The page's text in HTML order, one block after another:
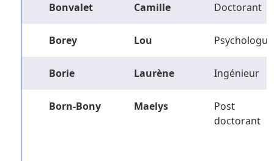
Bonvalet Camille Doctorant
Borey Lou Psychologue
Borie Laurène Ingénieur
Born-Bony Maelys
Post
doctorant